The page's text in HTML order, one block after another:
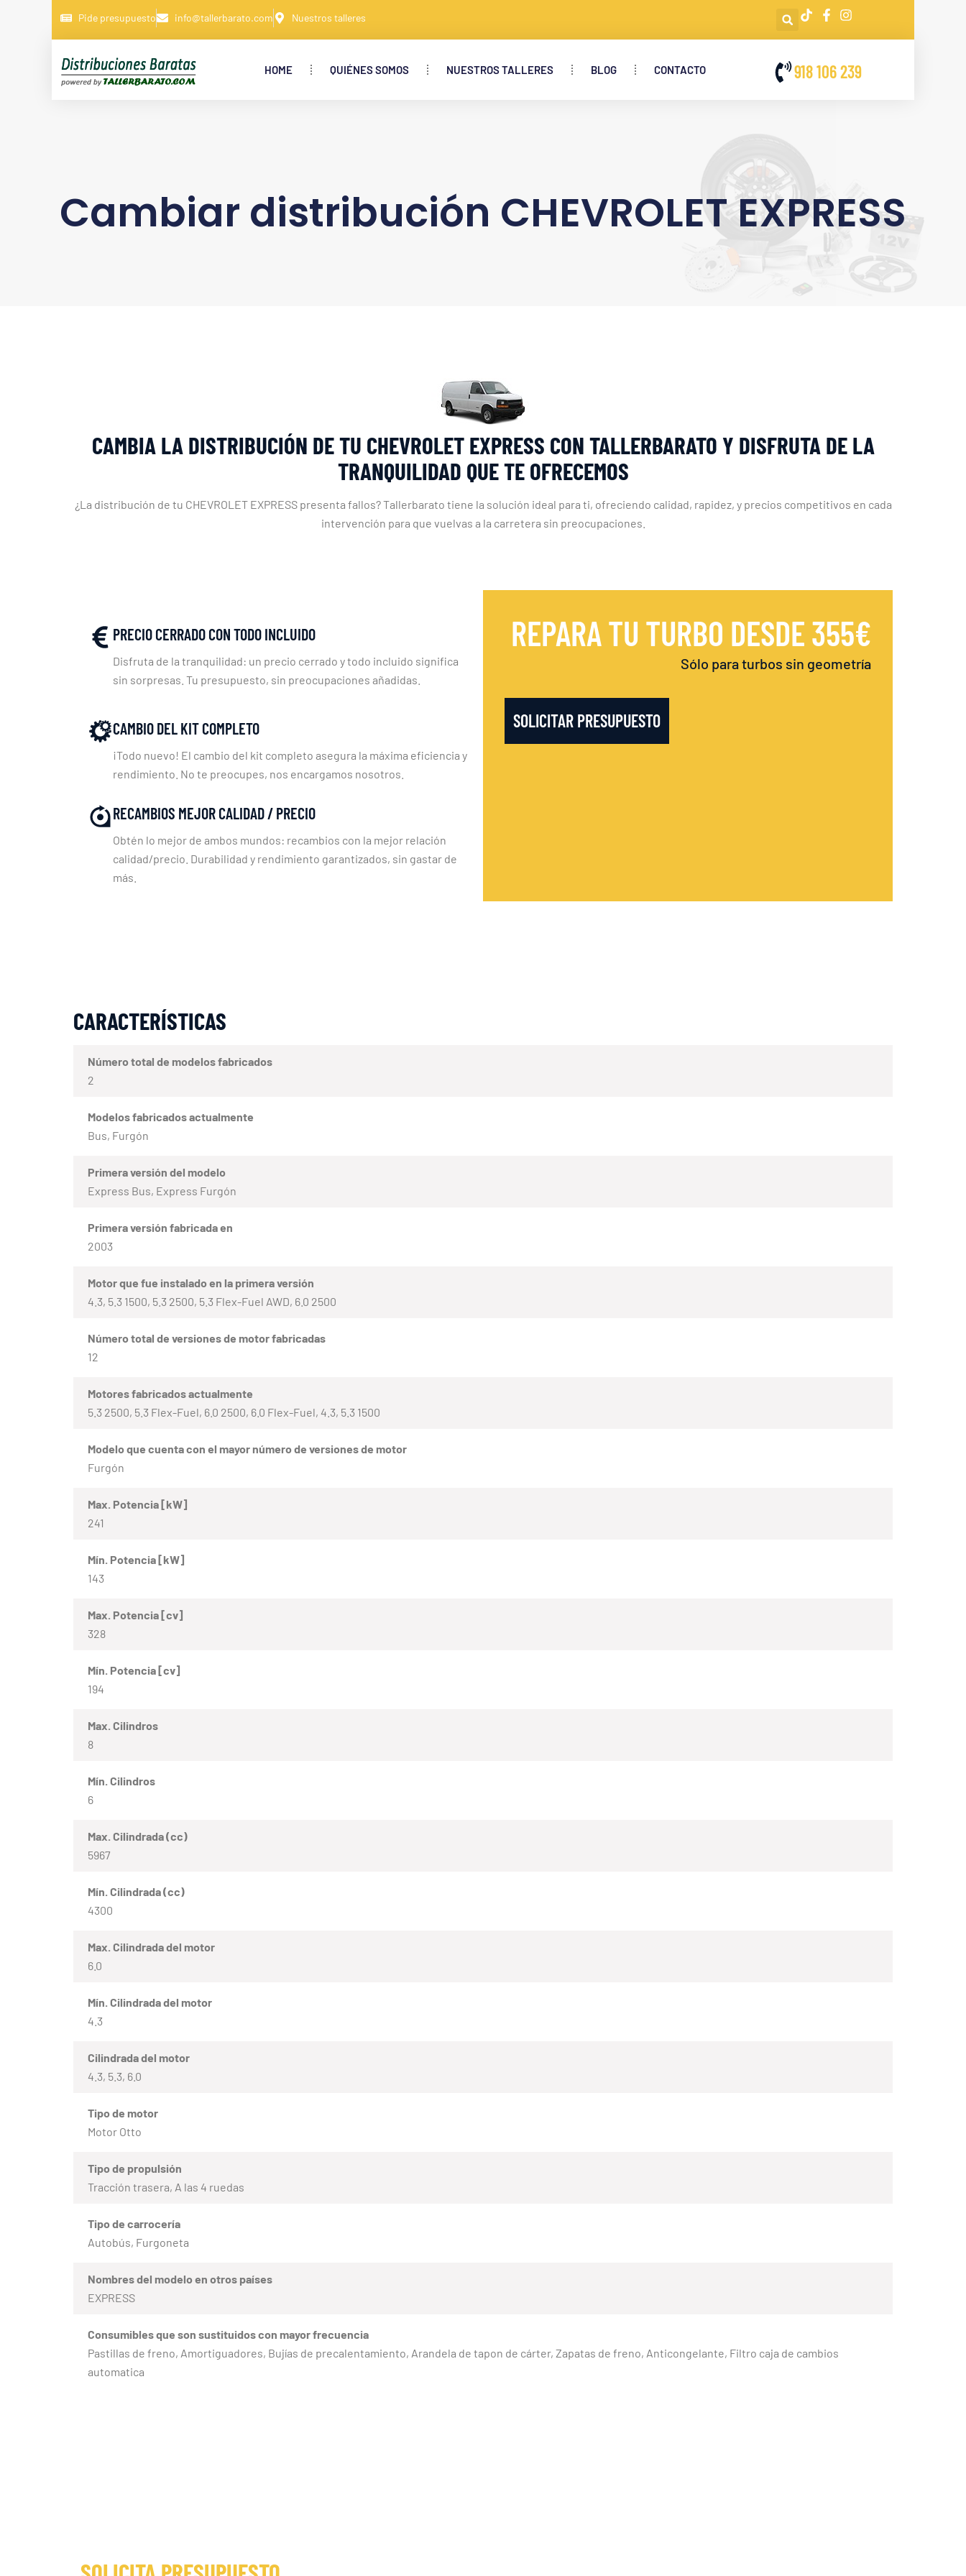
Pide presupuesto info@tallerbarato.com Nuestros talleres
HOME QUIÉNES SOMOS NUESTROS TALLERES BLOG CONTACTO 918 106 239
Cambiar distribución CHEVROLET EXPRESS
CAMBIA LA DISTRIBUCIÓN DE TU CHEVROLET EXPRESS CON TALLERBARATO Y DISFRUTA DE LA
TRANQUILIDAD QUE TE OFRECEMOS
¿La distribución de tu CHEVROLET EXPRESS presenta fallos? Tallerbarato tiene la solución ideal para ti, ofreciendo calidad, rapidez, y precios competitivos en cada
intervención para que vuelvas a la carretera sin preocupaciones.
PRECIO CERRADO CON TODO INCLUIDO
Disfruta de la tranquilidad: un precio cerrado y todo incluido significa
sin sorpresas. Tu presupuesto, sin preocupaciones añadidas.
CAMBIO DEL KIT COMPLETO
¡Todo nuevo! El cambio del kit completo asegura la máxima eficiencia y
rendimiento. No te preocupes, nos encargamos nosotros.
RECAMBIOS MEJOR CALIDAD / PRECIO
Obtén lo mejor de ambos mundos: recambios con la mejor relación
calidad/precio. Durabilidad y rendimiento garantizados, sin gastar de
más.
REPARA TU TURBO DESDE 355€
Sólo para turbos sin geometría
SOLICITAR PRESUPUESTO
CARACTERÍSTICAS
Número total de modelos fabricados
2
Modelos fabricados actualmente
Bus, Furgón
Primera versión del modelo
Express Bus, Express Furgón
Primera versión fabricada en
2003
Motor que fue instalado en la primera versión
4.3, 5.3 1500, 5.3 2500, 5.3 Flex-Fuel AWD, 6.0 2500
Número total de versiones de motor fabricadas
12
Motores fabricados actualmente
5.3 2500, 5.3 Flex-Fuel, 6.0 2500, 6.0 Flex-Fuel, 4.3, 5.3 1500
Modelo que cuenta con el mayor número de versiones de motor
Furgón
Max. Potencia [kW]
241
Mín. Potencia [kW]
143
Max. Potencia [cv]
328
Mín. Potencia [cv]
194
Max. Cilindros
8
Mín. Cilindros
6
Max. Cilindrada (cc)
5967
Mín. Cilindrada (cc)
4300
Max. Cilindrada del motor
6.0
Mín. Cilindrada del motor
4.3
Cilindrada del motor
4.3, 5.3, 6.0
Tipo de motor
Motor Otto
Tipo de propulsión
Tracción trasera, A las 4 ruedas
Tipo de carrocería
Autobús, Furgoneta
Nombres del modelo en otros países
EXPRESS
Consumibles que son sustituidos con mayor frecuencia
Pastillas de freno, Amortiguadores, Bujías de precalentamiento, Arandela de tapon de cárter, Zapatas de freno, Anticongelante, Filtro caja de cambios
automatica